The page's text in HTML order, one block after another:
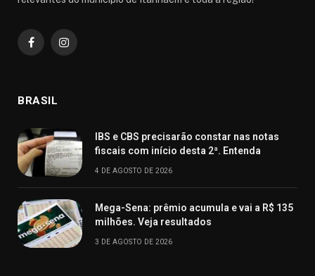
FacebookInstagram
BRASIL
IBS e CBS precisarão constar nas notas
fiscais com início desta 2ª. Entenda
4 DE AGOSTO DE 2026
Mega-Sena: prêmio acumula e vai a R$ 135
milhões. Veja resultados
3 DE AGOSTO DE 2026